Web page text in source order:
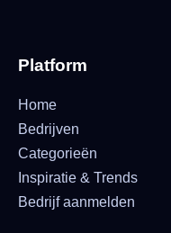
Platform
Home
Bedrijven
Categorieën
Inspiratie & Trends
Bedrijf aanmelden